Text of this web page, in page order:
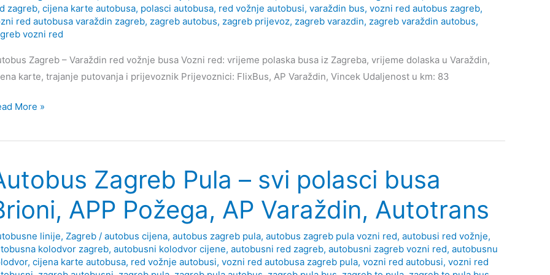
zagreb, cijena karte autobusa, polasci autobusa, red vožnje autobusi, varaždin bus, vozni red autobus zagreb,
red autobusa varaždin zagreb, zagreb autobus, zagreb prijevoz, zagreb varazdin, zagreb varaždin autobus,
vozni red
Zagreb – Varaždin red vožnje busa Vozni red: vrijeme polaska busa iz Zagreba, vrijeme dolaska u Varaždin,
karte, trajanje putovanja i prijevoznik Prijevoznici: FlixBus, AP Varaždin, Vincek Udaljenost u km: 83
More »
Zagreb Pula – svi polasci busa
APP Požega, AP Varaždin, Autotrans
linije, Zagreb / autobus cijena, autobus zagreb pula, autobus zagreb pula vozni red, autobusi red vožnje,
kolodvor zagreb, autobusni kolodvor cijene, autobusni red zagreb, autobusni zagreb vozni red, autobusnu
, cijena karte autobusa, red vožnje autobusi, vozni red autobusa zagreb pula, vozni red autobusi, vozni red